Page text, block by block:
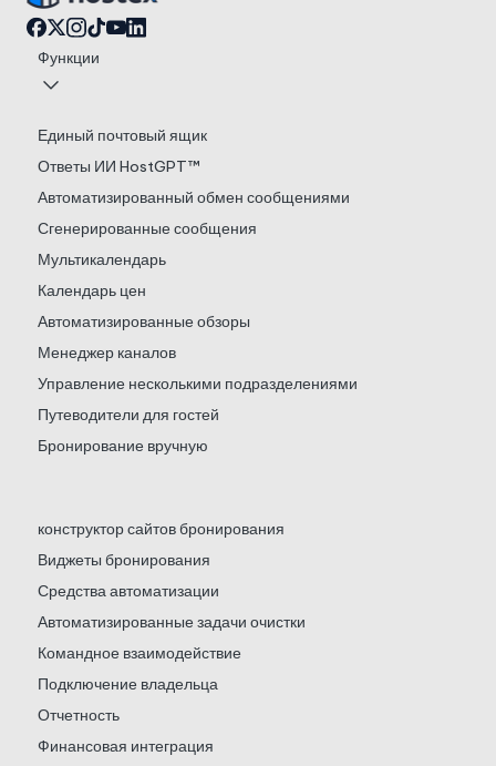
Функции
Единый почтовый ящик
Ответы ИИ HostGPT™
Автоматизированный обмен сообщениями
Сгенерированные сообщения
Мультикалендарь
Календарь цен
Автоматизированные обзоры
Менеджер каналов
Управление несколькими подразделениями
Путеводители для гостей
Бронирование вручную
конструктор сайтов бронирования
Виджеты бронирования
Средства автоматизации
Автоматизированные задачи очистки
Командное взаимодействие
Подключение владельца
Отчетность
Финансовая интеграция